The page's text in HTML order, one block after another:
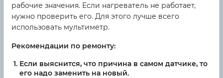
рабочие значения. Если нагреватель не работает,
нужно проверить его. Для этого лучше всего
использовать мультиметр.
Рекомендации по ремонту:
Если выяснится, что причина в самом датчике, то
его надо заменить на новый.